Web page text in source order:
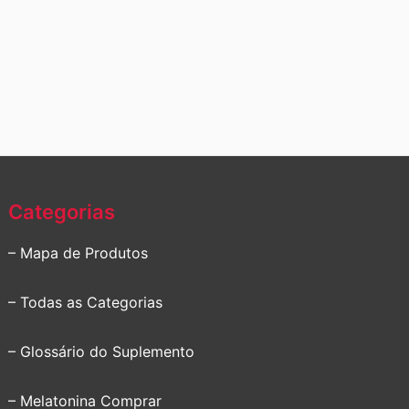
Categorias
– Mapa de Produtos
– Todas as Categorias
– Glossário do Suplemento
– Melatonina Comprar